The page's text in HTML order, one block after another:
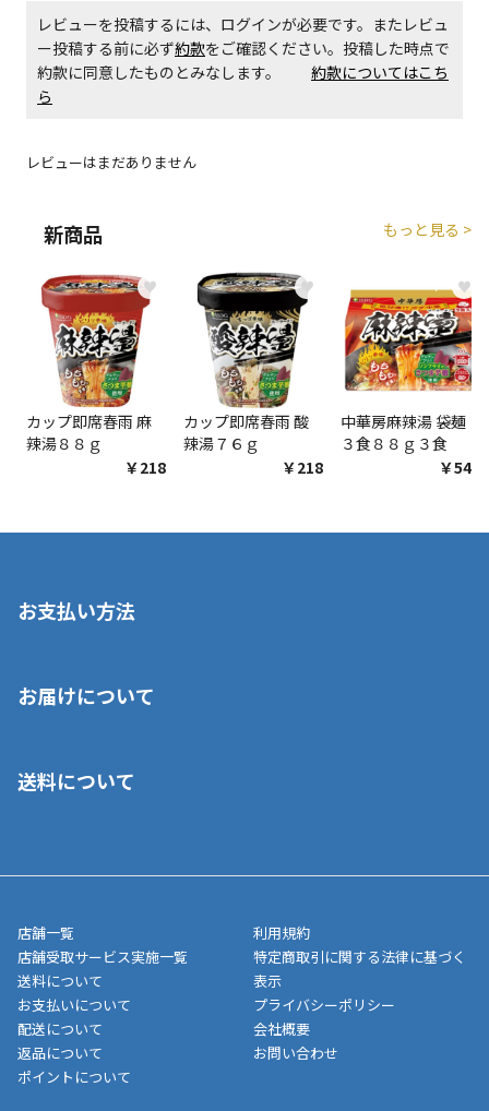
お見積商品です。金額・施工日はお打ち合わせの上、
決定となります。
生する場合がございます。
レビューを投稿するには、ログインが必要です。またレビュ
ー投稿する前に必ず約款をご確認ください。投稿した時点で
約款に同意したものとみなします。 約款についてはこち
ら
レビューはまだありません
新商品 もっと見る >
♥
カップ即席春雨 麻
辣湯８８ｇ
￥218
♥
カップ即席春雨 酸
辣湯７６ｇ
￥218
♥
中華房麻辣湯 袋麺
３食８８ｇ３食
￥548
お支払い方法
いいただくことはできません。ご了承ください。
■代金引換(代引)※手数料がかかります
■商品によっては一部決済方法が使用できない場合がございま
す。
お届けについて
ご注文が確認出来次第、1～4営業日に発送いたします。「お取り
業日にてお引渡しとなります。(離島などの場合、例外もあります)
メーカー直送品など一部商品については、その他商品との購入に
制限がかかる場合がございます。また発送日についても、通常と
異なる場合がございます。対象商品の説明ページをご確認くださ
い。
■店舗受取をご選択いただいた場合
ご注文が確認出来次第、お受取される店舗在庫を使用してご準備
をさせていただきます。店舗に在庫がない場合は店舗よりお取り
送料について
店舗一覧
店舗受取サービス実施一覧
送料について
お支払いについて
配送について
返品について
ポイントについて
利用規約
特定商取引に関する法律に基づく
表示
プライバシーポリシー
会社概要
お問い合わせ